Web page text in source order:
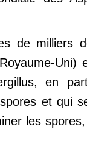
de milliers
en
et qui
les